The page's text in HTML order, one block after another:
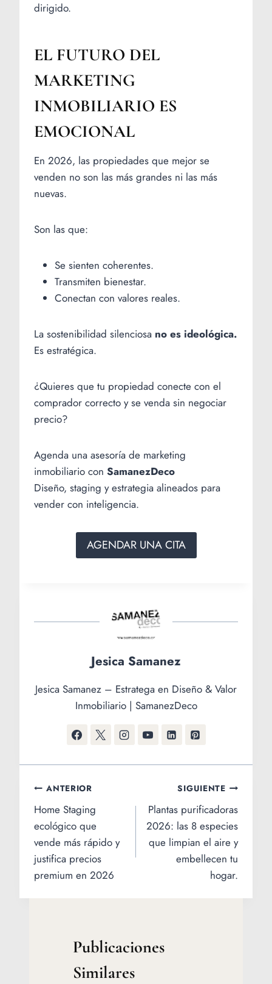
dirigido.
EL FUTURO DEL
MARKETING
INMOBILIARIO ES
EMOCIONAL
En 2026, las propiedades que mejor se
venden no son las más grandes ni las más
nuevas.
Son las que:
Se sienten coherentes.
Transmiten bienestar.
Conectan con valores reales.
La sostenibilidad silenciosa no es ideológica.
Es estratégica.
¿Quieres que tu propiedad conecte con el
comprador correcto y se venda sin negociar
precio?
Agenda una asesoría de marketing
inmobiliario con SamanezDeco
Diseño, staging y estrategia alineados para
vender con inteligencia.
AGENDAR UNA CITA
Jesica Samanez
Jesica Samanez – Estratega en Diseño & Valor
Inmobiliario | SamanezDeco
Navegación
de
entradas
ANTERIOR
Home Staging
ecológico que
vende más rápido y
justifica precios
premium en 2026
SIGUIENTE
Plantas purificadoras
2026: las 8 especies
que limpian el aire y
embellecen tu
hogar.
Publicaciones
Similares